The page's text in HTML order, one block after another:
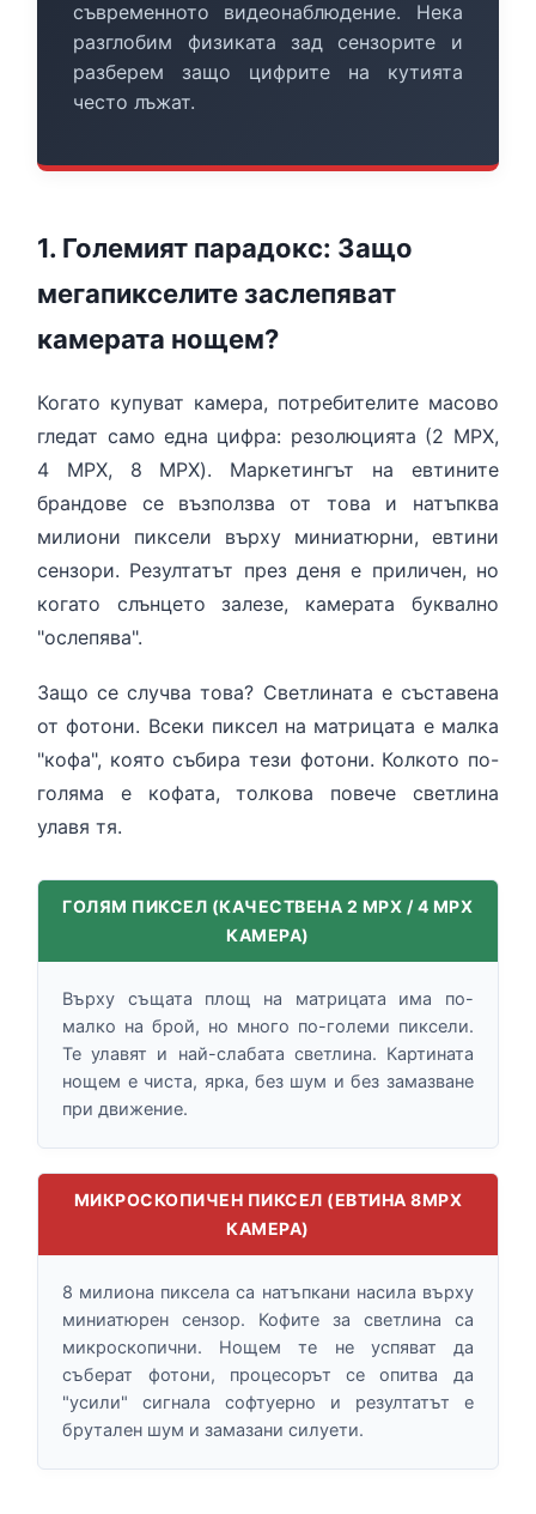
ГЪВКАВИ ГОФРИРАНИ ТРЪБИ
POE УДЪЛЖИТЕЛИ И POE СПЛИТЕРИ
МИКРОФОНИ И ГОВОРИТЕЛИ ЗА ВИДЕОНАБЛЮДЕНИЕ
УПРАВЛЕНИЯ ЗА ВЪРТЯЩИ КАМЕРИ
ОБЕКТИВИ ЗА ОХРАНИТЕЛНИ КАМЕРИ
ПВЦ КУТИИ
МЕТАЛНИ ТАБЛА
БЕЗЖИЧНИ МИШКИ И ЕЛЕКТРИЧЕСКИ РАЗКЛОНИТЕЛИ
БЕЗЖИЧНИ АЛАРМЕНИ ПАНЕЛИ (ХЪБ) AJAX
БЕЗЖИЧНИ РАЗШИРИТЕЛИ НА ОБХВАТ AJAX
БЕЗЖИЧНИ ДЕТЕКТОРИ AJAX
ОКСИД
БЕЗЖИЧНИ КЛАВИАТУРИ AJAX
БЕЗКОНТАКТНИ RFID КАРТИ И ЧИПОВЕ ЗА КЛАВИАТУРИ
БЕЗЖИЧНИ ДИСТАНЦИОННИ УПРАВЛЕНИЯ И БУТОНИ
БЕЗЖИЧНИ СИРЕНИ AJAX
БЕЗЖИЧНИ АЛАРМЕНИ СИСТЕМИ HIKVISION AX PRO
БЕЗЖИЧНИ ПАНЕЛИ HIKVISION AX PRO
БЕЗЖИЧНИ ДЕТЕКТОРИ ЗА HIKVISION AX PRO
КОМПЛЕКТИ БЕЗЖИЧНИ АЛАРМЕНИ СИСТЕМИ AX PRO
КОМУНИКАЦИОННИ ШКАФОВЕ
ALFALINE, СТЕННИ/СТОЯЩИ, С ОТВАРЯЕМИ И ЗАКЛЮЧВАЩИ СЕ
СТРАНИЦИ
INTERLINE, СТОЯЩИ - НЕОТВАРЯЕМИ СТРАНИЦИ
BETALINE, СТОЯЩИ С ОТВАРЯЕМИ И ЗАКЛЮЧВАЩИ СЕ СТРАНИЦИ
АКСЕСОАРИ ЗА КОМУНИКАЦИОННИ ШКАФОВЕ
съвременното видеонаблюдение. Нека
разглобим физиката зад сензорите и
разберем защо цифрите на кутията
често лъжат.
1. Големият парадокс: Защо
мегапикселите заслепяват
камерата нощем?
Когато купуват камера, потребителите масово
гледат само една цифра: резолюцията (2 MPX,
4 MPX, 8 MPX). Маркетингът на евтините
брандове се възползва от това и натъпква
милиони пиксели върху миниатюрни, евтини
сензори. Резултатът през деня е приличен, но
когато слънцето залезе, камерата буквално
"ослепява".
Защо се случва това? Светлината е съставена
от фотони. Всеки пиксел на матрицата е малка
"кофа", която събира тези фотони. Колкото по-
голяма е кофата, толкова повече светлина
улавя тя.
ГОЛЯМ ПИКСЕЛ (КАЧЕСТВЕНА 2 MPX / 4 MPX
КАМЕРА)
Върху същата площ на матрицата има по-
малко на брой, но много по-големи пиксели.
Те улавят и най-слабата светлина. Картината
нощем е чиста, ярка, без шум и без замазване
при движение.
МИКРОСКОПИЧЕН ПИКСЕЛ (ЕВТИНА 8MPX
КАМЕРА)
8 милиона пиксела са натъпкани насила върху
миниатюрен сензор. Кофите за светлина са
микроскопични. Нощем те не успяват да
съберат фотони, процесорът се опитва да
"усили" сигнала софтуерно и резултатът е
брутален шум и замазани силуети.